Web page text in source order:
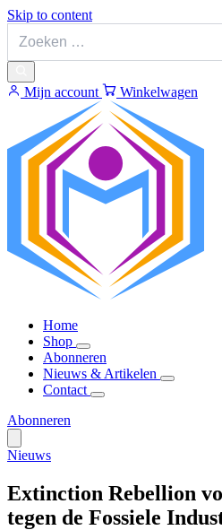
Skip to content
Mijn account Winkelwagen
Home
Shop
Abonneren
Nieuws & Artikelen
Contact
Abonneren
Nieuws
Extinction Rebellion
tegen de Fossiele